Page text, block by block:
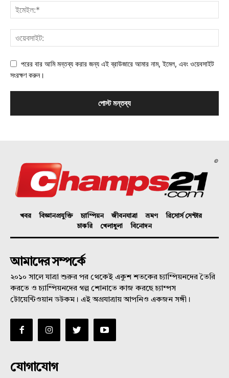
পরের বার আমি মন্তব্য করার জন্য এই ব্রাউজারে আমার নাম, ইমেল, এবং ওয়েবসাইট
সংরক্ষণ করুন।
©
খবর বিজ্ঞানপ্রযুক্তি চ্যাম্পিয়ন জীবনযাত্রা ভ্রমণ
রিসোর্স সেন্টার
চাকরি
খেলাধুলা বিনোদন
আমাদের সম্পর্কে
২০১০ সালে যাত্রা শুরুর পর থেকেই একুশ শতকের চ্যাম্পিয়নদের তৈরি
করতে ও চ্যাম্পিয়নদের গল্প শোনাতে কাজ করছে চ্যাম্পস
টোয়েন্টিওয়ান ডটকম। এই অগ্রযাত্রায় আপনিও একজন সঙ্গী।
যোগাযোগ